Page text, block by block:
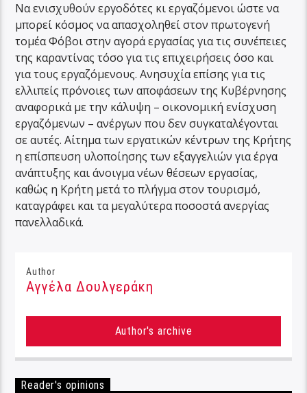
Να ενισχυθούν εργοδότες κι εργαζόμενοι ώστε να
μπορεί κόσμος να απασχοληθεί στον πρωτογενή
τομέα Φόβοι στην αγορά εργασίας για τις συνέπειες
της καραντίνας τόσο για τις επιχειρήσεις όσο και
για τους εργαζόμενους. Ανησυχία επίσης για τις
ελλιπείς πρόνοιες των αποφάσεων της Κυβέρνησης
αναφορικά με την κάλυψη – οικονομική ενίσχυση
εργαζόμενων – ανέργων που δεν συγκαταλέγονται
σε αυτές. Αίτημα των εργατικών κέντρων της Κρήτης
η επίσπευση υλοποίησης των εξαγγελιών για έργα
ανάπτυξης και άνοιγμα νέων θέσεων εργασίας,
καθώς η Κρήτη μετά το πλήγμα στον τουρισμό,
καταγράφει και τα μεγαλύτερα ποσοστά ανεργίας
πανελλαδικά.
Author
Αγγέλα Δουλγεράκη
Author's archive
Reader's opinions